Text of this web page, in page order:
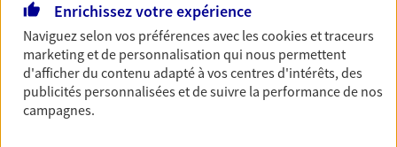
OBTENIR UN TARIF EN LIGNE
Multirisque Entreprise
Gagnez en simplicité et en sérénité avec votre
assurance multirisque entreprise. Un contrat
Enrichissez votre expérience
Naviguez selon vos préférences avec lescookies et traceurs
marketing et de personnalisation qui nous permettent
d'afficher du contenu adapté à vos centres d'intérêts, des
publicités personnalisées et de suivre la performance de nos
campagnes.